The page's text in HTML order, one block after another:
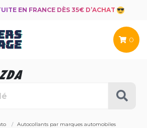
EN FRANCE DÈS 35€ D’ACHAT
0
Autocollants par marques automobiles